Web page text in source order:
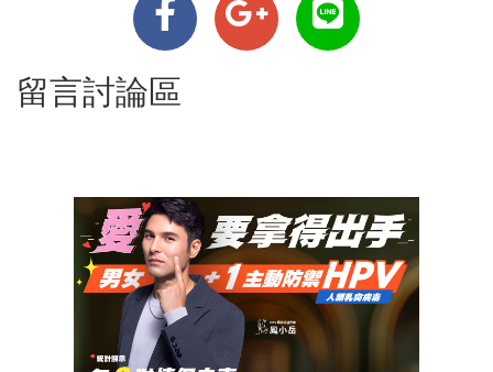
留言討論區